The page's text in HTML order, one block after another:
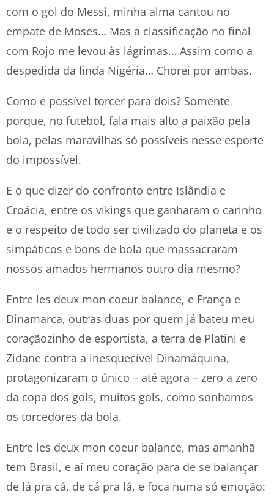
com o gol do Messi, minha alma cantou no
empate de Moses… Mas a classificação no final
com Rojo me levou às lágrimas… Assim como a
despedida da linda Nigéria… Chorei por ambas.
Como é possível torcer para dois? Somente
porque, no futebol, fala mais alto a paixão pela
bola, pelas maravilhas só possíveis nesse esporte
do impossível.
E o que dizer do confronto entre Islândia e
Croácia, entre os vikings que ganharam o carinho
e o respeito de todo ser civilizado do planeta e os
simpáticos e bons de bola que massacraram
nossos amados hermanos outro dia mesmo?
Entre les deux mon coeur balance, e França e
Dinamarca, outras duas por quem já bateu meu
coraçãozinho de esportista, a terra de Platini e
Zidane contra a inesquecível Dinamáquina,
protagonizaram o único – até agora – zero a zero
da copa dos gols, muitos gols, como sonhamos
os torcedores da bola.
Entre les deux mon coeur balance, mas amanhã
tem Brasil, e aí meu coração para de se balançar
de lá pra cá, de cá pra lá, e foca numa só emoção: